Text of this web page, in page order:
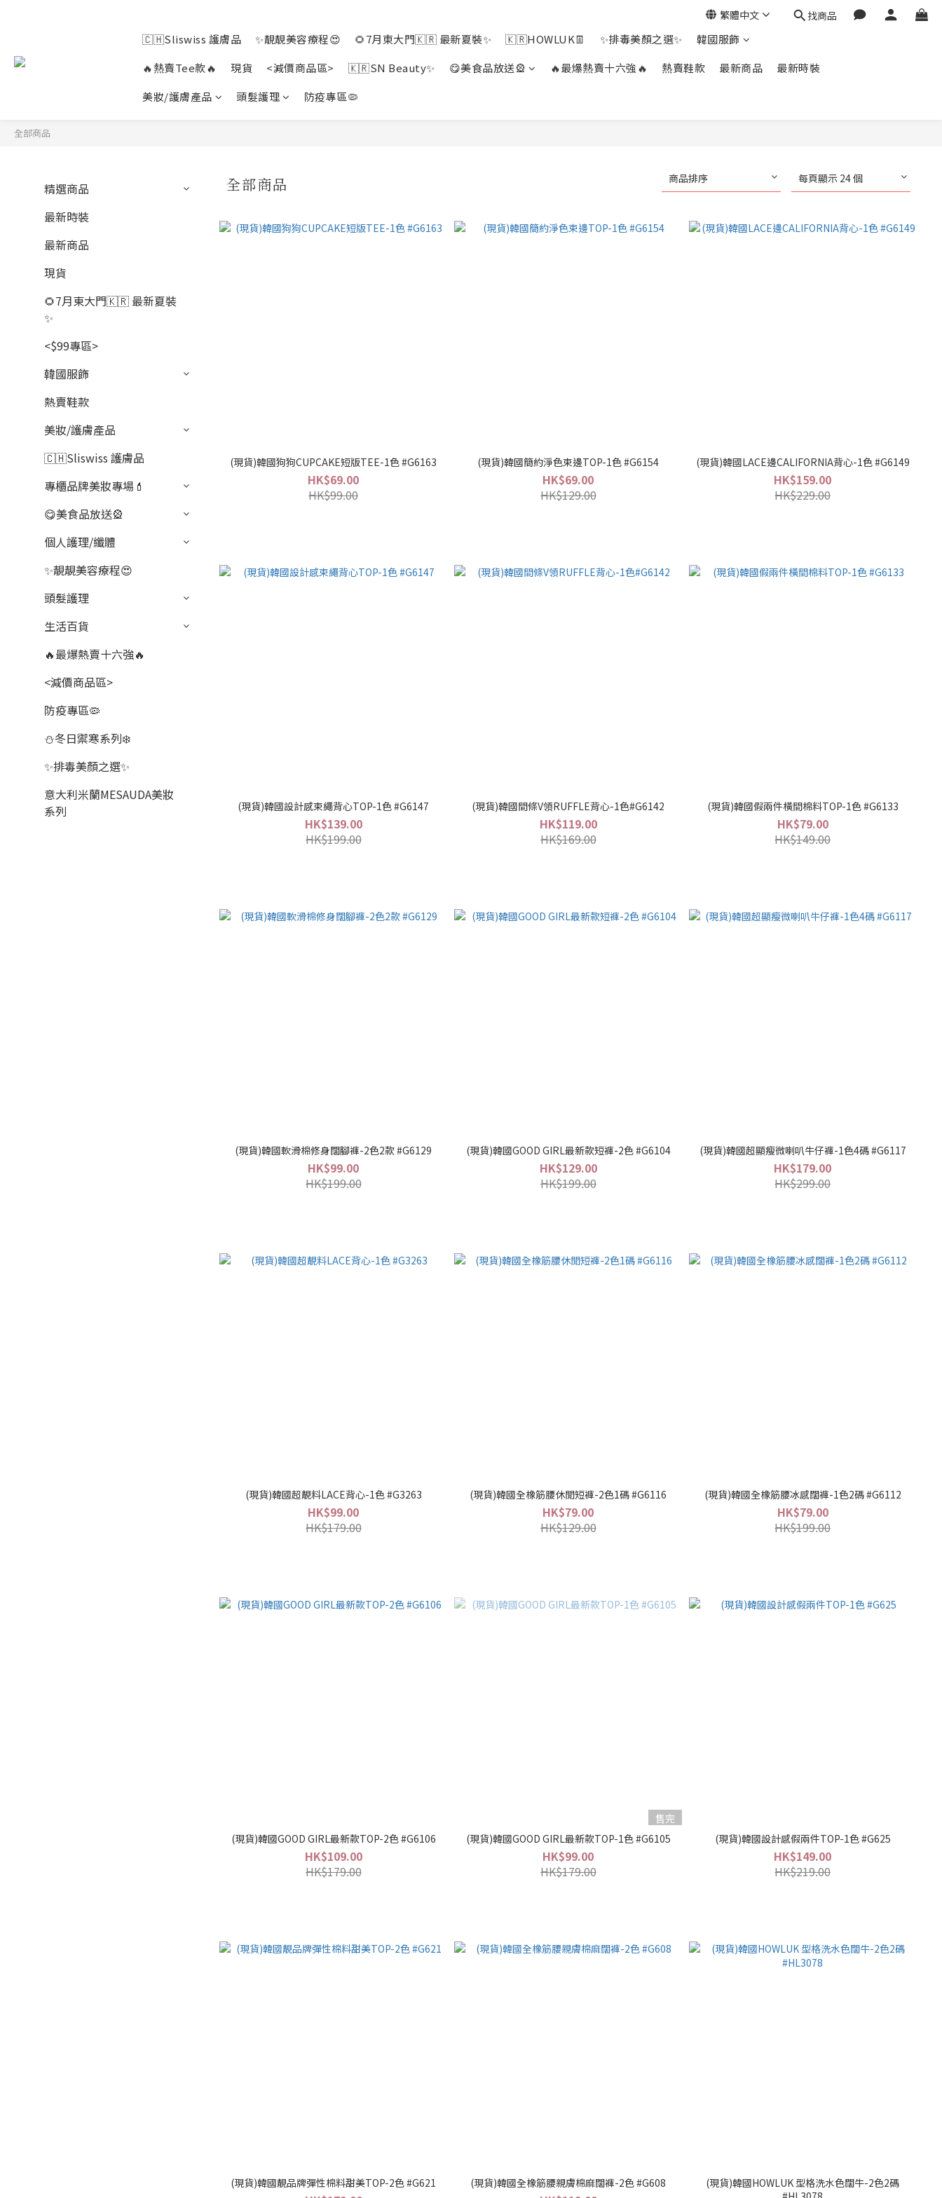
繁體中文 找商品
🇨🇭Sliswiss 護膚品 ✨靚靚美容療程😍 🌻7月東大門🇰🇷 最新夏裝✨ 🇰🇷HOWLUK👖 ✨排毒美顏之選✨
韓國服飾
🔥熱賣Tee款🔥
現貨 <減價商品區> 🇰🇷SN Beauty✨ 😋美食品放送🎡 🔥最爆熱賣十六強🔥 熱賣鞋款 最新商品
最新時裝
美妝/護膚產品
頭髮護理 防疫專區🦠
全部商品
精選商品
最新時裝
最新商品
現貨
🌻7月東大門🇰🇷 最新夏裝
✨
<$99專區>
韓國服飾
熱賣鞋款
美妝/護膚產品
🇨🇭Sliswiss 護膚品
專櫃品牌美妝專場💄
😋美食品放送🎡
個人護理/纖體
✨靚靚美容療程😍
頭髮護理
生活百貨
🔥最爆熱賣十六強🔥
<減價商品區>
防疫專區🦠
⛄冬日禦寒系列❄️
✨排毒美顏之選✨
意大利米蘭MESAUDA美妝
系列
全部商品 商品排序 每頁顯示 24 個
(現貨)韓國狗狗CUPCAKE短版TEE-1色 #G6163
HK$69.00
HK$99.00
(現貨)韓國簡約淨色束邊TOP-1色 #G6154
HK$69.00
HK$129.00
(現貨)韓國LACE邊CALIFORNIA背心-1色 #G6149
HK$159.00
HK$229.00
(現貨)韓國設計感束繩背心TOP-1色 #G6147
HK$139.00
HK$199.00
(現貨)韓國間條V領RUFFLE背心-1色#G6142
HK$119.00
HK$169.00
(現貨)韓國假兩件橫間棉料TOP-1色 #G6133
HK$79.00
HK$149.00
(現貨)韓國軟滑棉修身闊腳褲-2色2款 #G6129
HK$99.00
HK$199.00
(現貨)韓國GOOD GIRL最新款短褲-2色 #G6104
HK$129.00
HK$199.00
(現貨)韓國超顯瘦微喇叭牛仔褲-1色4碼 #G6117
HK$179.00
HK$299.00
(現貨)韓國超靚料LACE背心-1色 #G3263
HK$99.00
HK$179.00
(現貨)韓國全橡筋腰休閒短褲-2色1碼 #G6116
HK$79.00
HK$129.00
(現貨)韓國全橡筋腰冰感闊褲-1色2碼 #G6112
HK$79.00
HK$199.00
(現貨)韓國GOOD GIRL最新款TOP-2色 #G6106
HK$109.00
HK$179.00
售完
(現貨)韓國GOOD GIRL最新款TOP-1色 #G6105
HK$99.00
HK$179.00
(現貨)韓國設計感假兩件TOP-1色 #G625
HK$149.00
HK$219.00
(現貨)韓國靚品牌彈性棉料甜美TOP-2色 #G621 (現貨)韓國全橡筋腰親膚棉麻闊褲-2色 #G608
(現貨)韓國HOWLUK 型格洗水色闊牛-2色2碼